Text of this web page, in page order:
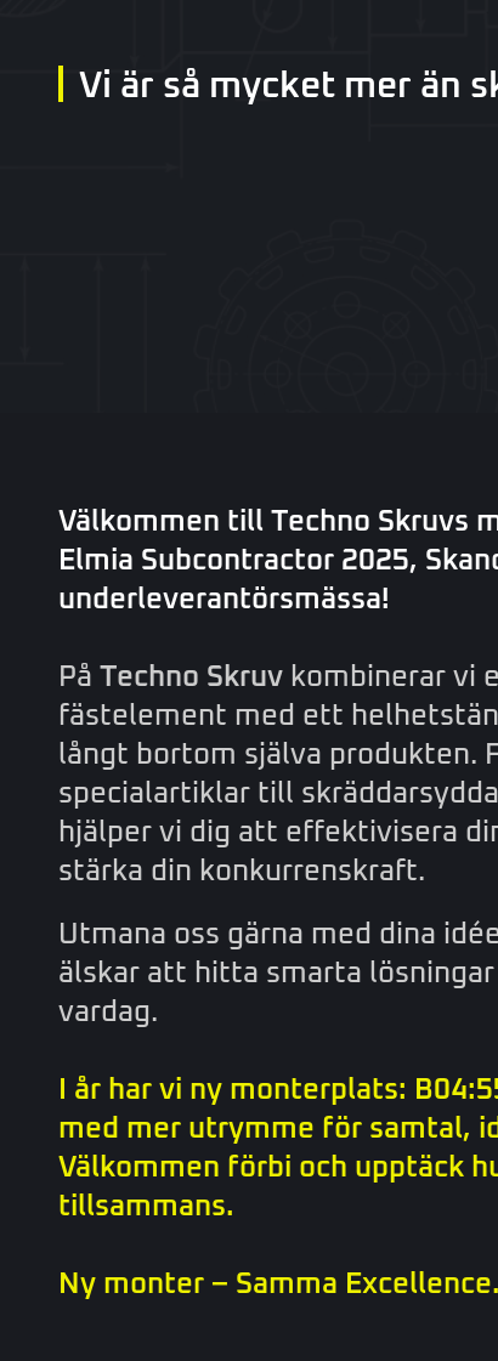
Vi är så mycket mer än
Välkommen till Techno Skruvs
Elmia Subcontractor 2025,
underleverantörsmässa!
På Techno Skruv kombinerar vi
fästelement med ett
långt bortom själva produkten.
specialartiklar till
hjälper vi dig att effektivisera
stärka din konkurrenskraft.
Utmana oss gärna med dina
älskar att hitta smarta
vardag.
I år har vi ny monterplats:
med mer utrymme för samtal,
Välkommen förbi och upptäck
tillsammans.
Ny monter – Samma Excellence.